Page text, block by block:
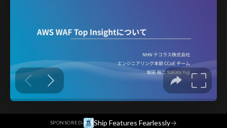
SPONSORED· Ship Features Fearlessly→